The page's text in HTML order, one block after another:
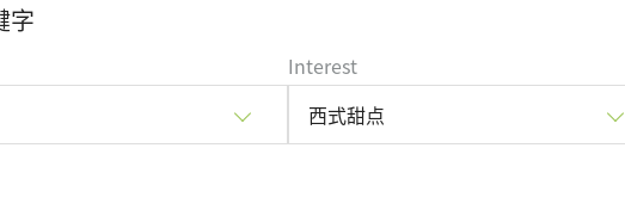
字
Interest
西式甜点